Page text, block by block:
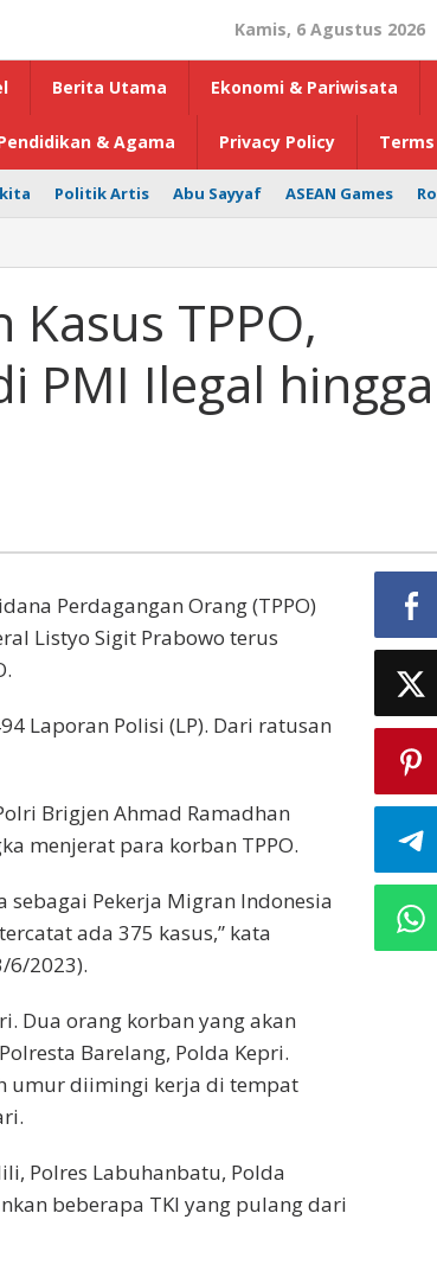
Kamis, 6 Agustus 2026
Berita Utama Ekonomi & Pariwisata
& Agama Privacy Policy
Politik Artis Abu Sayyaf ASEAN Games
TPPO,
PMI Ilegal hingga
Perdagangan Orang (TPPO)
Listyo Sigit Prabowo terus
Laporan Polisi (LP). Dari ratusan
Brigjen Ahmad Ramadhan
menjerat para korban TPPO.
Pekerja Migran Indonesia
ada 375 kasus,” kata
6/2023).
Dua orang korban yang akan
Barelang, Polda Kepri.
umur diimingi kerja di tempat
Polres Labuhanbatu, Polda
beberapa TKI yang pulang dari